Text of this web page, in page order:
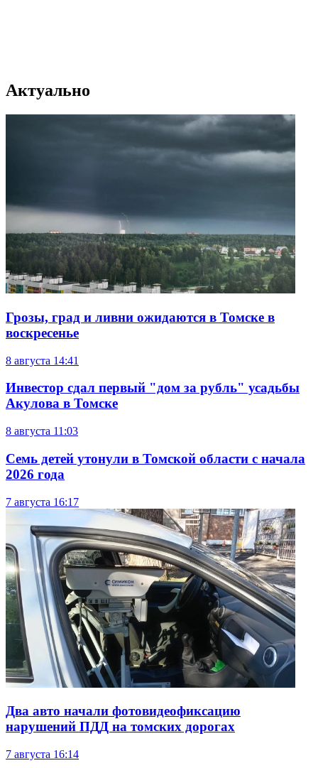
Актуально
Грозы, град и ливни ожидаются в Томске в
воскресенье
8 августа 14:41
Инвестор сдал первый "дом за рубль" усадьбы
Акулова в Томске
8 августа 11:03
Семь детей утонули в Томской области с начала
2026 года
7 августа 16:17
Два авто начали фотовидеофиксацию
нарушений ПДД на томских дорогах
7 августа 16:14